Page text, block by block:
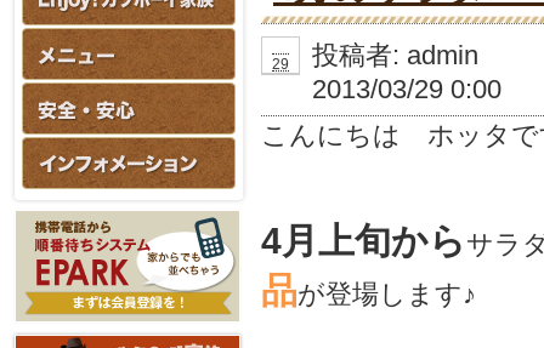
29
投稿者: admin
2013/03/29 0:00
こんにちは ホッタで
4月上旬から サラ
品が登場します♪